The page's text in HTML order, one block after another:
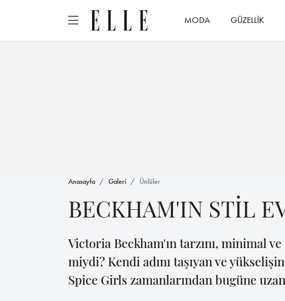
MODA GÜZELLİK
Anasayfa Galeri Ünlüler
BECKHAM'IN STİL
Victoria Beckham'ın tarzını, minimal
miydi? Kendi adını taşıyan ve
Spice Girls zamanlarından bugüne